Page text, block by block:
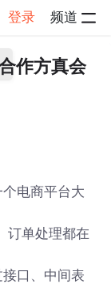
登录 频道
作方真会
电商平台大
订单处理都在
口、中间表